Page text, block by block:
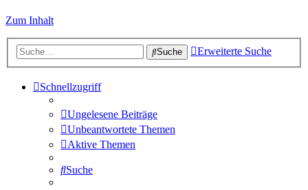
Zum Inhalt
Suche Erweiterte Suche
Schnellzugriff
Ungelesene Beiträge
Unbeantwortete Themen
Aktive Themen
Suche